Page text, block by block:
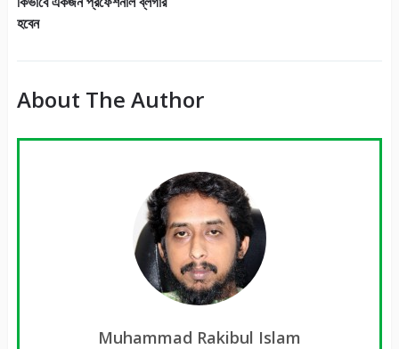
হবেন
About The Author
Muhammad Rakibul Islam